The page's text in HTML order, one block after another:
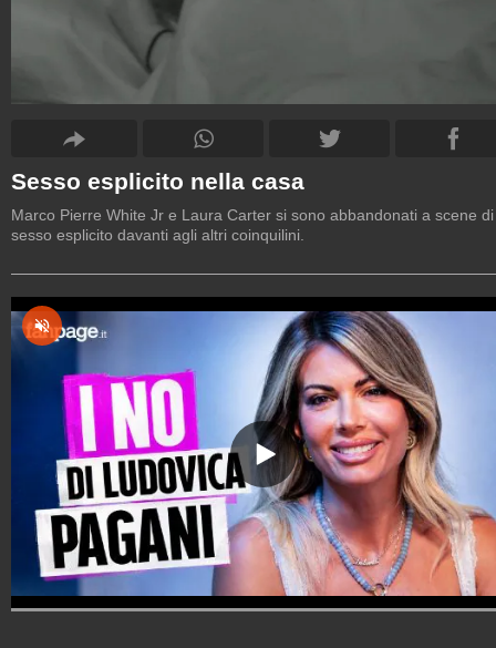
Sesso esplicito nella casa
Marco Pierre White Jr e Laura Carter si sono abbandonati a scene di
sesso esplicito davanti agli altri coinquilini.